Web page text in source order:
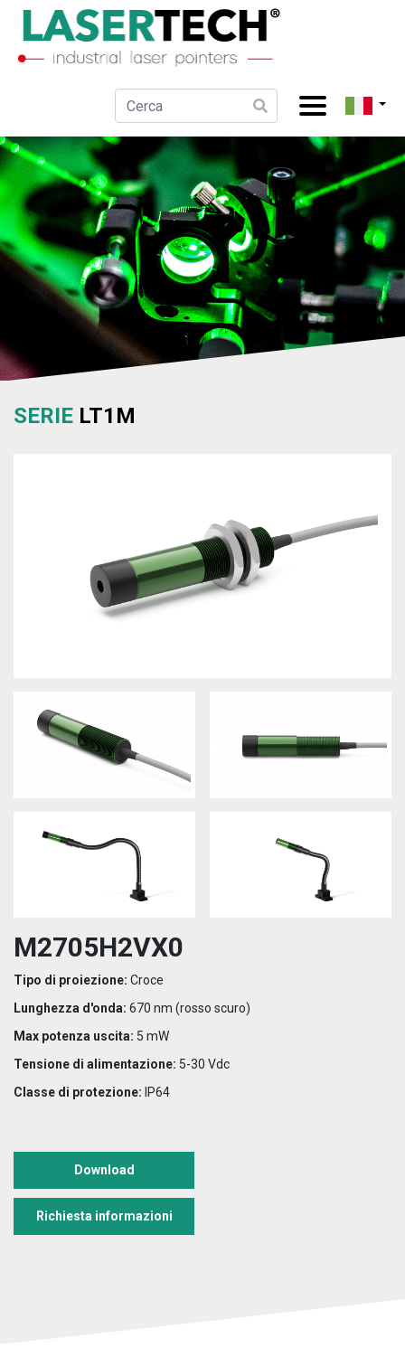
SERIE LT1M
M2705H2VX0
Tipo di proiezione: Croce
Lunghezza d'onda: 670 nm (rosso scuro)
Max potenza uscita: 5 mW
Tensione di alimentazione: 5-30 Vdc
Classe di protezione: IP64
Download
Richiesta informazioni